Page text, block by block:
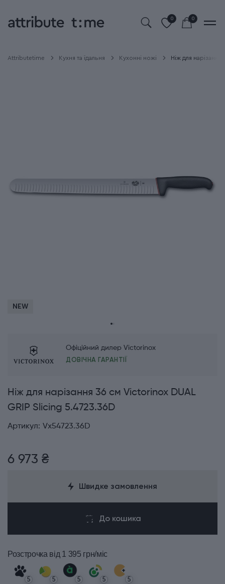
0 0
Attributetime Кухня та їдальня Кухонні ножі Ніж для
NEW
Офіційний дилер Victorinox
ДОВІЧНА ГАРАНТІЇ
Ніж для нарізання 36 см Victorinox DUAL
GRIP Slicing 5.4723.36D
Артикул: Vx54723.36D
6 973 ₴
Швидке замовлення
До кошика
Розстрочка від 1 395 грн/міс
5 5 5 5 5